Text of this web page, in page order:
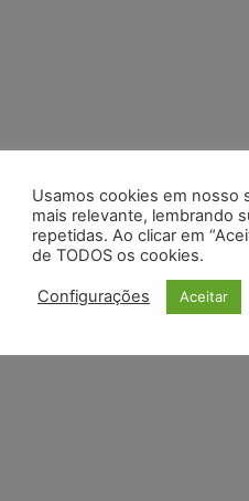
Usamos cookies em nosso
mais relevante, lembrando
repetidas. Ao clicar em
de TODOS os cookies.
Configurações Aceitar